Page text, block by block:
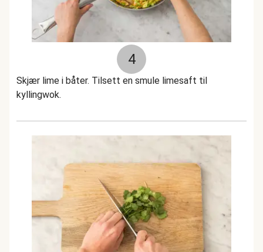
4
Skjær lime i båter. Tilsett en smule limesaft til
kyllingwok.